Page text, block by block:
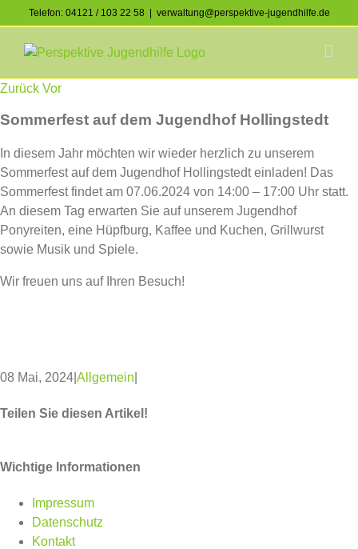
to
content
Telefon: 04121 / 103 22 58
verwaltung@perspektive-jugendhilfe.de
Facebook
Instagram
Zurück Vor
Sommerfest auf dem Jugendhof Hollingstedt
In diesem Jahr möchten wir wieder herzlich zu unserem
Sommerfest auf dem Jugendhof Hollingstedt einladen! Das
Sommerfest findet am 07.06.2024 von 14:00 – 17:00 Uhr statt.
An diesem Tag erwarten Sie auf unserem Jugendhof
Ponyreiten, eine Hüpfburg, Kaffee und Kuchen, Grillwurst
sowie Musik und Spiele.
Wir freuen uns auf Ihren Besuch!
08 Mai, 2024 Allgemein
Teilen Sie diesen Artikel!
Wichtige Informationen
Impressum
Datenschutz
Kontakt